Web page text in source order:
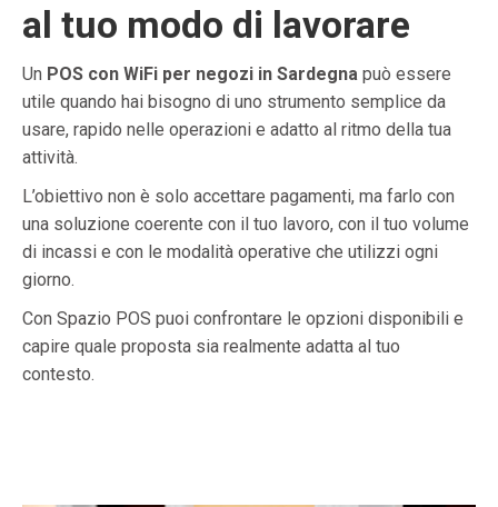
al tuo modo di lavorare
Un POS con WiFi per negozi in Sardegna può essere
utile quando hai bisogno di uno strumento semplice da
usare, rapido nelle operazioni e adatto al ritmo della tua
attività.
L’obiettivo non è solo accettare pagamenti, ma farlo con
una soluzione coerente con il tuo lavoro, con il tuo volume
di incassi e con le modalità operative che utilizzi ogni
giorno.
Con Spazio POS puoi confrontare le opzioni disponibili e
capire quale proposta sia realmente adatta al tuo
contesto.